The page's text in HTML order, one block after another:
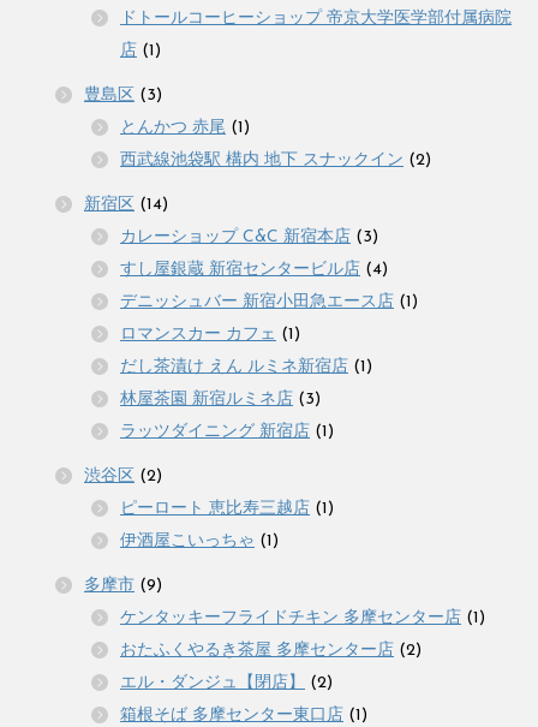
ドトールコーヒーショップ 帝京大学医学部付属病院
店 (1)
豊島区 (3)
とんかつ 赤尾 (1)
西武線池袋駅 構内 地下 スナックイン (2)
新宿区 (14)
カレーショップ C&C 新宿本店 (3)
すし屋銀蔵 新宿センタービル店 (4)
デニッシュバー 新宿小田急エース店 (1)
ロマンスカー カフェ (1)
だし茶漬け えん ルミネ新宿店 (1)
林屋茶園 新宿ルミネ店 (3)
ラッツダイニング 新宿店 (1)
渋谷区 (2)
ピーロート 恵比寿三越店 (1)
伊酒屋こいっちゃ (1)
多摩市 (9)
ケンタッキーフライドチキン 多摩センター店 (1)
おたふくやるき茶屋 多摩センター店 (2)
エル・ダンジュ【閉店】
(2)
箱根そば 多摩センター東口店 (1)